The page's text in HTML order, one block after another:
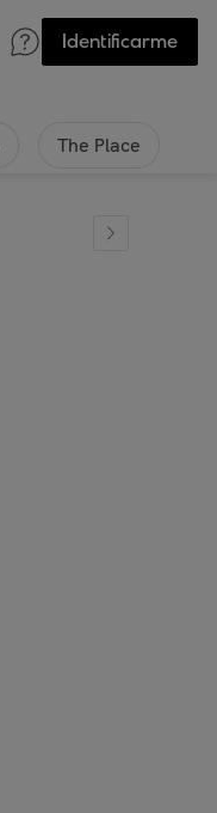
Identificarme
The Place